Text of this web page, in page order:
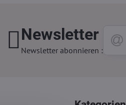
Newsletter
Newsletter abonnieren :